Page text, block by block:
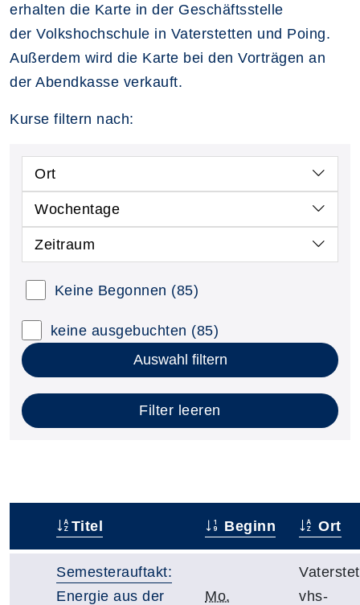
erhalten die Karte in der Geschäftsstelle
der Volkshochschule in Vaterstetten und Poing.
Außerdem wird die Karte bei den Vorträgen an
der Abendkasse verkauft.
Kurse filtern nach:
Ort
Wochentage
Zeitraum
Keine Begonnen (85)
keine ausgebuchten (85)
Auswahl filtern
Filter leeren
Titel Beginn Ort
Semesterauftakt:
Energie aus der
Mo.
vhs-